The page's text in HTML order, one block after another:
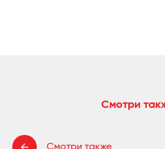
Смотри
Смотри также